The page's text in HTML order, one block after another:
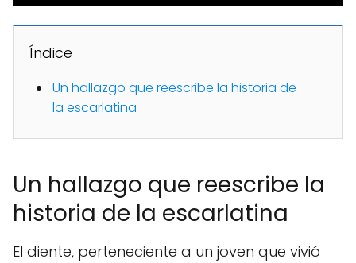
Índice
Un hallazgo que reescribe la historia de
la escarlatina
Un hallazgo que reescribe la
historia de la escarlatina
El diente, perteneciente a un joven que vivió